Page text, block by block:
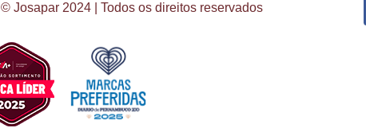
© Josapar 2024 | Todos os direitos reservados